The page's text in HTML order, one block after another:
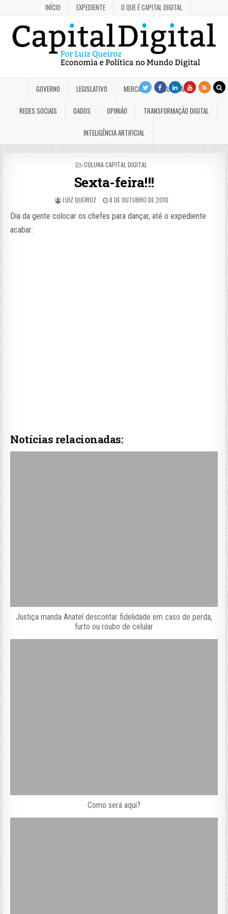
INÍCIO EXPEDIENTE O QUE É CAPITAL DIGITAL
GOVERNO LEGISLATIVO MERCADO JUDICIÁRIO
REDES SOCIAIS DADOS OPINIÃO TRANSFORMAÇÃO DIGITAL
INTELIGÊNCIA ARTIFICIAL
POSTED
COLUNA CAPITAL DIGITAL
Sexta-feira!!!
LUIZ QUEIROZ 8 DE OUTUBRO DE 2010
Dia da gente colocar os chefes para dançar, até o expediente
acabar:
Notícias relacionadas:
Justiça manda Anatel descontar fidelidade em caso de perda,
furto ou roubo de celular
Como será aqui?